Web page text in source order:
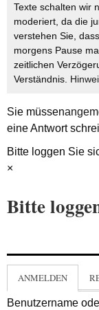
Texte schalten wir
moderiert, da die
verstehen Sie,
morgens Pause
zeitlichen
Verständnis.
Sie müssen
eine Antwort
Bitte loggen Sie
×
Bitte
ANMELDEN
Benutzername